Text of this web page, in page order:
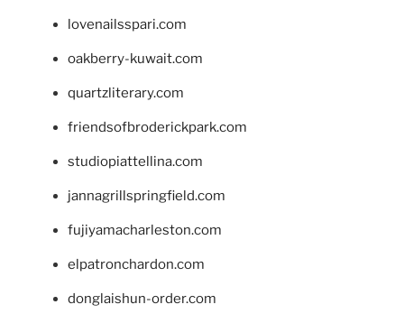
lovenailsspari.com
oakberry-kuwait.com
quartzliterary.com
friendsofbroderickpark.com
studiopiattellina.com
jannagrillspringfield.com
fujiyamacharleston.com
elpatronchardon.com
donglaishun-order.com